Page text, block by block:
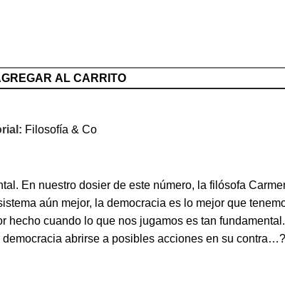
AL CARRITO
Filosofía & Co
En nuestro dosier de este número, la filósofa
aún mejor, la democracia es lo mejor que
cuando lo que nos jugamos es tan
abrirse a posibles acciones en su contra…?